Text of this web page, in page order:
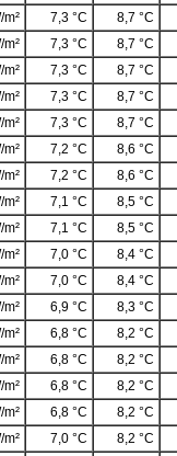
m² 7,3 °C 8,7 °C
m² 7,3 °C 8,7 °C
m² 7,3 °C 8,7 °C
m² 7,3 °C 8,7 °C
m² 7,3 °C 8,7 °C
m² 7,2 °C 8,6 °C
m² 7,2 °C 8,6 °C
m² 7,1 °C 8,5 °C
m² 7,1 °C 8,5 °C
m² 7,0 °C 8,4 °C
m² 7,0 °C 8,4 °C
m² 6,9 °C 8,3 °C
m² 6,8 °C 8,2 °C
m² 6,8 °C 8,2 °C
m² 6,8 °C 8,2 °C
m² 6,8 °C 8,2 °C
m² 7,0 °C 8,2 °C